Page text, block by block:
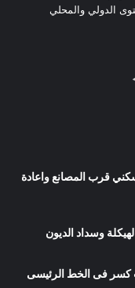
الدولي والمحلي
قرب المصانع واعادة
وسداد الديون
كسر فى الخط الرئيسى